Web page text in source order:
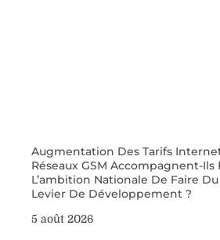
Augmentation Des Tarifs
Réseaux GSM Accompagnent-
L’ambition Nationale De Faire
Levier De Développement ?
5 août 2026